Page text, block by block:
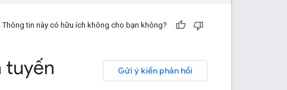
Thông tin này có hữu ích không cho bạn không?
Gửi ý kiến phản hồi
tuyến